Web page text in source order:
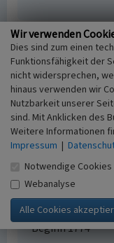
Obere
Weil)
Schlagwörter
Wassermühle
Fachsicht(en)
i.d.R. 1:5.000
keine Angabe
Historischer
Beginn 1774
Wir verwenden
Dies sind zum einen
Funktionsfähigkeit der
nicht widersprechen,
hinaus verwenden wir
Nutzbarkeit unserer
sind. Mit Anklicken des
Weitere Informationen
Impressum |
Notwendige Cookies
Webanalyse